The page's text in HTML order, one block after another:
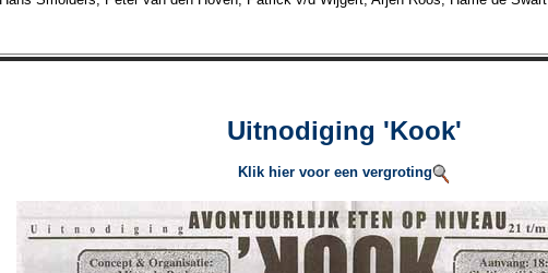
Uitnodiging 'Kook'
Klik hier voor een vergroting